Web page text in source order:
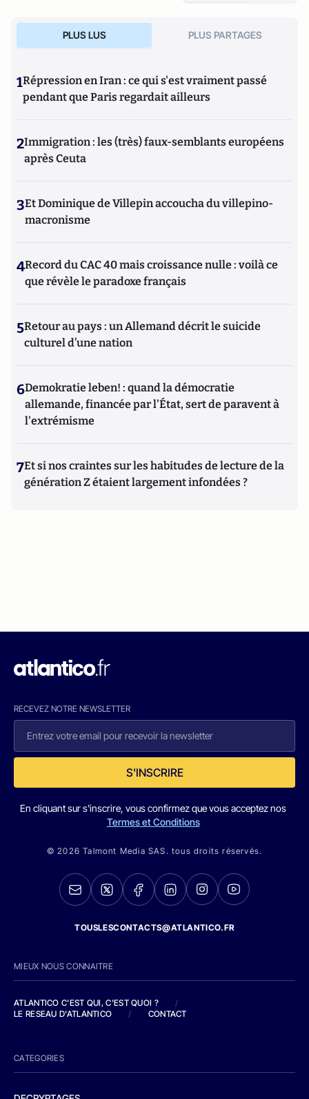
PLUS LUS PLUS PARTAGES
1Répression en Iran : ce qui s'est vraiment passé
pendant que Paris regardait ailleurs
2Immigration : les (très) faux-semblants européens
après Ceuta
3Et Dominique de Villepin accoucha du villepino-
macronisme
4Record du CAC 40 mais croissance nulle : voilà ce
que révèle le paradoxe français
5Retour au pays : un Allemand décrit le suicide
culturel d’une nation
6Demokratie leben! : quand la démocratie
allemande, financée par l'État, sert de paravent à
l'extrémisme
7Et si nos craintes sur les habitudes de lecture de la
génération Z étaient largement infondées ?
RECEVEZ NOTRE NEWSLETTER
S'INSCRIRE
En cliquant sur s'inscrire, vous confirmez que vous acceptez nos
Termes et Conditions
© 2026 Talmont Media SAS. tous droits réservés.
TOUSLESCONTACTS@ATLANTICO.FR
MIEUX NOUS CONNAITRE
ATLANTICO C'EST QUI, C'EST QUOI ?
/
LE RESEAU D'ATLANTICO
/ CONTACT
CATEGORIES